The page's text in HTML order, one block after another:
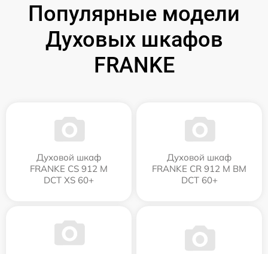
Популярные модели
Духовых шкафов
FRANKE
Духовой шкаф
FRANKE CS 912 M
DCT XS 60+
Духовой шкаф
FRANKE CR 912 M BM
DCT 60+